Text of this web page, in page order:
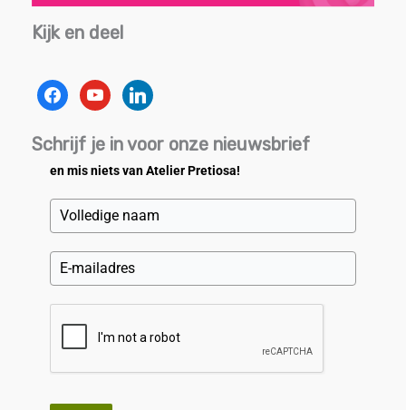
Kijk en deel
facebookyoutubelinkedin
Schrijf je in voor onze nieuwsbrief
en mis niets van Atelier Pretiosa!